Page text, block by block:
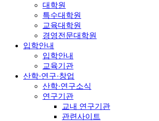
대학원
특수대학원
교육대학원
경영전문대학원
입학안내
입학안내
교육기관
산학·연구·창업
산학·연구소식
연구기관
교내 연구기관
관련사이트